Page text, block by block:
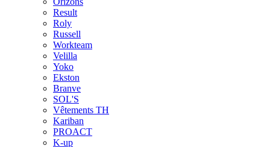
Result
Roly
Russell
Workteam
Velilla
Yoko
Ekston
Branve
SOL'S
Vêtements TH
Kariban
PROACT
K-up